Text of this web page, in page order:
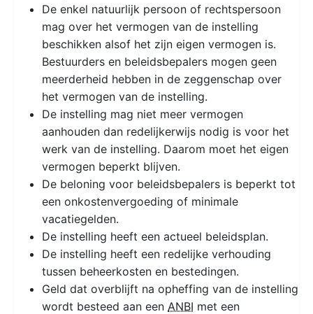
De enkel natuurlijk persoon of rechtspersoon
mag over het vermogen van de instelling
beschikken alsof het zijn eigen vermogen is.
Bestuurders en beleidsbepalers mogen geen
meerderheid hebben in de zeggenschap over
het vermogen van de instelling.
De instelling mag niet meer vermogen
aanhouden dan redelijkerwijs nodig is voor het
werk van de instelling. Daarom moet het eigen
vermogen beperkt blijven.
De beloning voor beleidsbepalers is beperkt tot
een onkostenvergoeding of minimale
vacatiegelden.
De instelling heeft een actueel beleidsplan.
De instelling heeft een redelijke verhouding
tussen beheerkosten en bestedingen.
Geld dat overblijft na opheffing van de instelling
wordt besteed aan een ANBI met een